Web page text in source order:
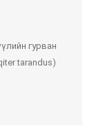
гурван
tarandus)